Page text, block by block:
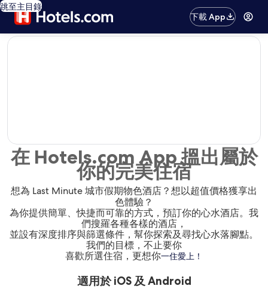
跳至主目錄
下載 App
editorial
在 Hotels.com App 搵出屬於
你的完美住宿
想為 Last Minute 城市假期物色酒店？想以超值價格獲享出
色體驗？
為你提供簡單、快捷而可靠的方式，預訂你的心水酒店。我
們搜羅各種各樣的酒店，
並設有深度排序與篩選條件，幫你探索及尋找心水落腳點。
我們的目標，不止要你
喜歡所選住宿，更想你一住愛上！
適用於 iOS 及 Android